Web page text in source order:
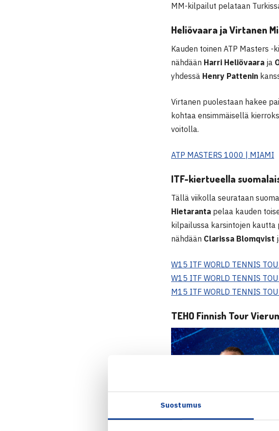
Suostumus
MM-kilpailut pelataan
Heliövaara ja Virtanen
Kauden toinen ATP Masters
nähdään Harri Heliövaara ja
yhdessä Henry Pattenin
Virtanen puolestaan hakee
kohtaa ensimmäisellä
voitolla.
ATP MASTERS 1000 | MIAMI
ITF-kiertueella
Tällä viikolla seurataan
Hietaranta pelaa kauden
kilpailussa karsintojen kautta
nähdään Clarissa Blomqvist
W15 ITF WORLD TENNIS
W15 ITF WORLD TENNIS
M15 ITF WORLD TENNIS
TEHO Finnish Tour